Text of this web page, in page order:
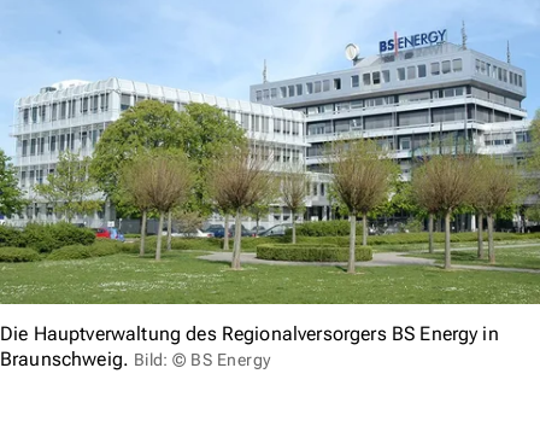
Die Hauptverwaltung des Regionalversorgers BS Energy in
Braunschweig. Bild: © BS Energy